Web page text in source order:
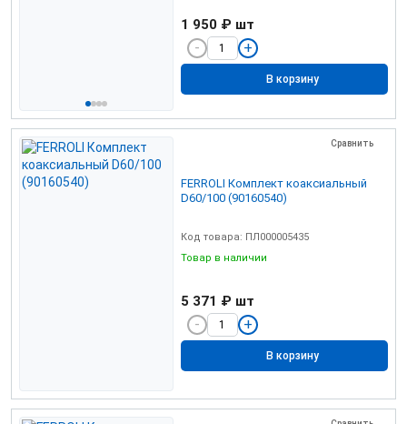
1 950 ₽ шт
В корзину
Сравнить
FERROLI Комплект коаксиальный
D60/100 (90160540)
Код товара: ПЛ000005435
Товар в наличии
5 371 ₽ шт
В корзину